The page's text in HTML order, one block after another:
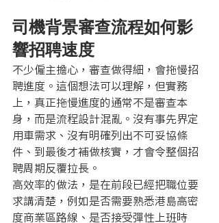
司機背景審查流程如何影
響招聘速度
不少僱主擔心，審查做得細，會拖慢招
聘進度。這個想法可以理解，但實務
上，真正拖慢進度的通常不是審查本
身，而是流程設計混亂。沒有事先界定
用車需求、沒有明確列出不可妥協條
件、到最後才補做核實，才會令整個招
聘周期反覆拉長。
高效率的做法，是在前段已經把職位要
求講清楚，例如是否需要熟悉港島高密
度商業區路線、是否接受彈性上班時